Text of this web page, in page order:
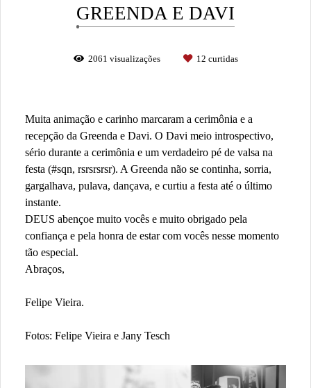
GREENDA E DAVI
2061 visualizações 12 curtidas
Muita animação e carinho marcaram a cerimônia e a
recepção da Greenda e Davi. O Davi meio introspectivo,
sério durante a cerimônia e um verdadeiro pé de valsa na
festa (#sqn, rsrsrsrsr). A Greenda não se continha, sorria,
gargalhava, pulava, dançava, e curtiu a festa até o último
instante.
DEUS abençoe muito vocês e muito obrigado pela
confiança e pela honra de estar com vocês nesse momento
tão especial.
Abraços,
Felipe Vieira.
Fotos: Felipe Vieira e Jany Tesch